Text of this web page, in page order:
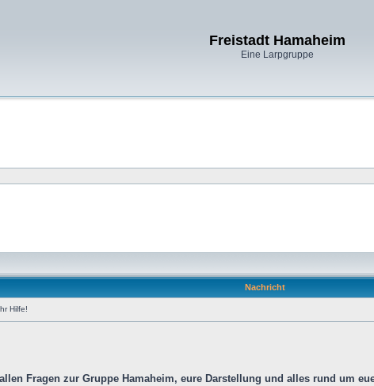
Freistadt Hamaheim
Eine Larpgruppe
Nachricht
Hilfe!
Fragen zur Gruppe Hamaheim, eure Darstellung und alles rund um